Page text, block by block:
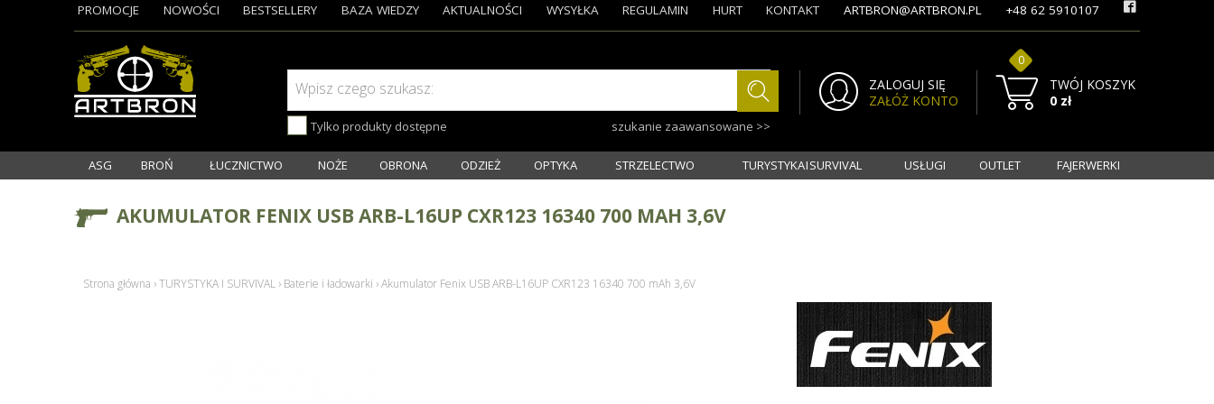
Wpisz czego szukasz:
Tylko produkty dostępne szukanie zaawansowane >>
ZALOGUJ SIĘ
ZAŁÓŻ KONTO
TWÓJ KOSZYK
0
0 zł
PROMOCJE NOWOŚCI BESTSELLERY BAZA WIEDZY AKTUALNOŚCI WYSYŁKA REGULAMIN HURT KONTAKT ARTBRON@ARTBRON.PL +48 62 5910107
ASG BROŃ ŁUCZNICTWO NOŻE OBRONA ODZIEŻ OPTYKA STRZELECTWO TURYSTYKA I SURVIVAL USŁUGI OUTLET FAJERWERKI
AKUMULATOR FENIX USB ARB-L16UP CXR123 16340 700 MAH 3,6V
Strona główna ›TURYSTYKA I SURVIVAL › Baterie i ładowarki ›Akumulator Fenix USB ARB-L16UP CXR123 16340 700 mAh 3,6V